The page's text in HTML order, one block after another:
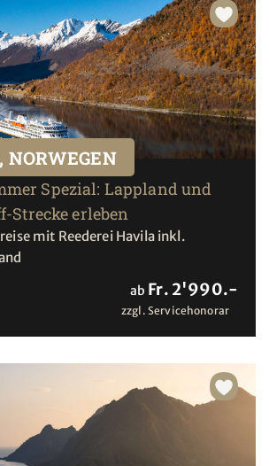
Spezial: Lappland und
Strecke erleben
mit Reederei Havila inkl.
ab Fr. 2'990.-
zzgl. Servicehonorar